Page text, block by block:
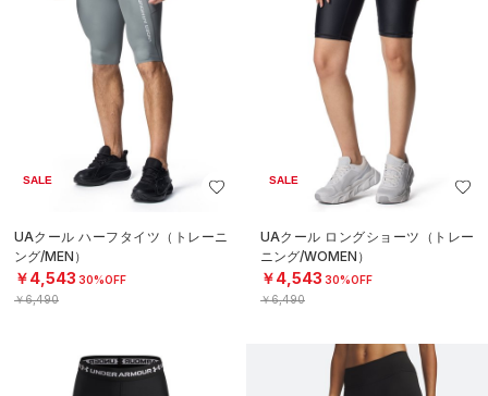
SALE
UAクール ハーフタイツ（トレーニ
ング/MEN）
￥4,543 30%OFF
￥6,490
SALE
UAクール ロングショーツ（トレー
ニング/WOMEN）
￥4,543 30%OFF
￥6,490